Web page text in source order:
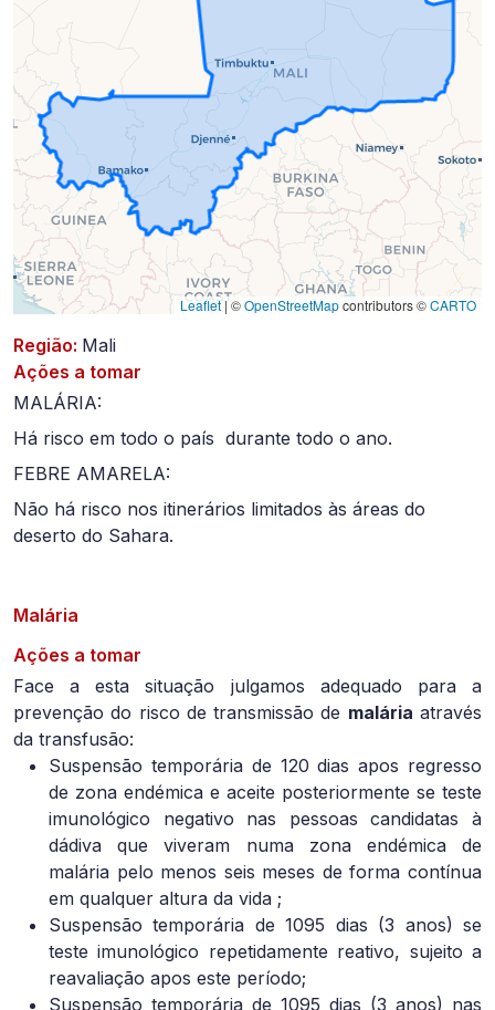
Leaflet | ©OpenStreetMapcontributors ©CARTO
Região: Mali
Ações a tomar
MALÁRIA:
Há risco em todo o país durante todo o ano.
FEBRE AMARELA:
Não há risco nos itinerários limitados às áreas do
deserto do Sahara.
Malária
Ações a tomar
Face a esta situação julgamos adequado para a
prevenção do risco de transmissão de malária através
da transfusão:
Suspensão temporária de 120 dias apos regresso
de zona endémica e aceite posteriormente se teste
imunológico negativo nas pessoas candidatas à
dádiva que viveram numa zona endémica de
malária pelo menos seis meses de forma contínua
em qualquer altura da vida ;
Suspensão temporária de 1095 dias (3 anos) se
teste imunológico repetidamente reativo, sujeito a
reavaliação apos este período;
Suspensão temporária de 1095 dias (3 anos) nas